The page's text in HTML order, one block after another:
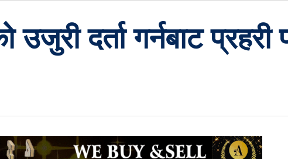
उजुरी दर्ता गर्नबाट प्रहरी